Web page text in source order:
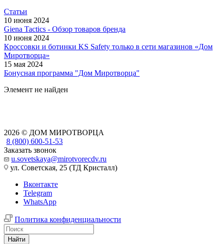
Статьи
10 июня 2024
Giena Tactics - Обзор товаров бренда
10 июня 2024
Кроссовки и ботинки KS Safety только в сети магазинов «Дом
Миротворца»
15 мая 2024
Бонусная программа "Дом Миротворца"
Элемент не найден
2026 © ДОМ МИРОТВОРЦА
8 (800) 600-51-53
Заказать звонок
u.sovetskaya@mirotvorecdv.ru
ул. Советская, 25 (ТД Кристалл)
Вконтакте
Telegram
WhatsApp
Политика конфиденциальности
Найти